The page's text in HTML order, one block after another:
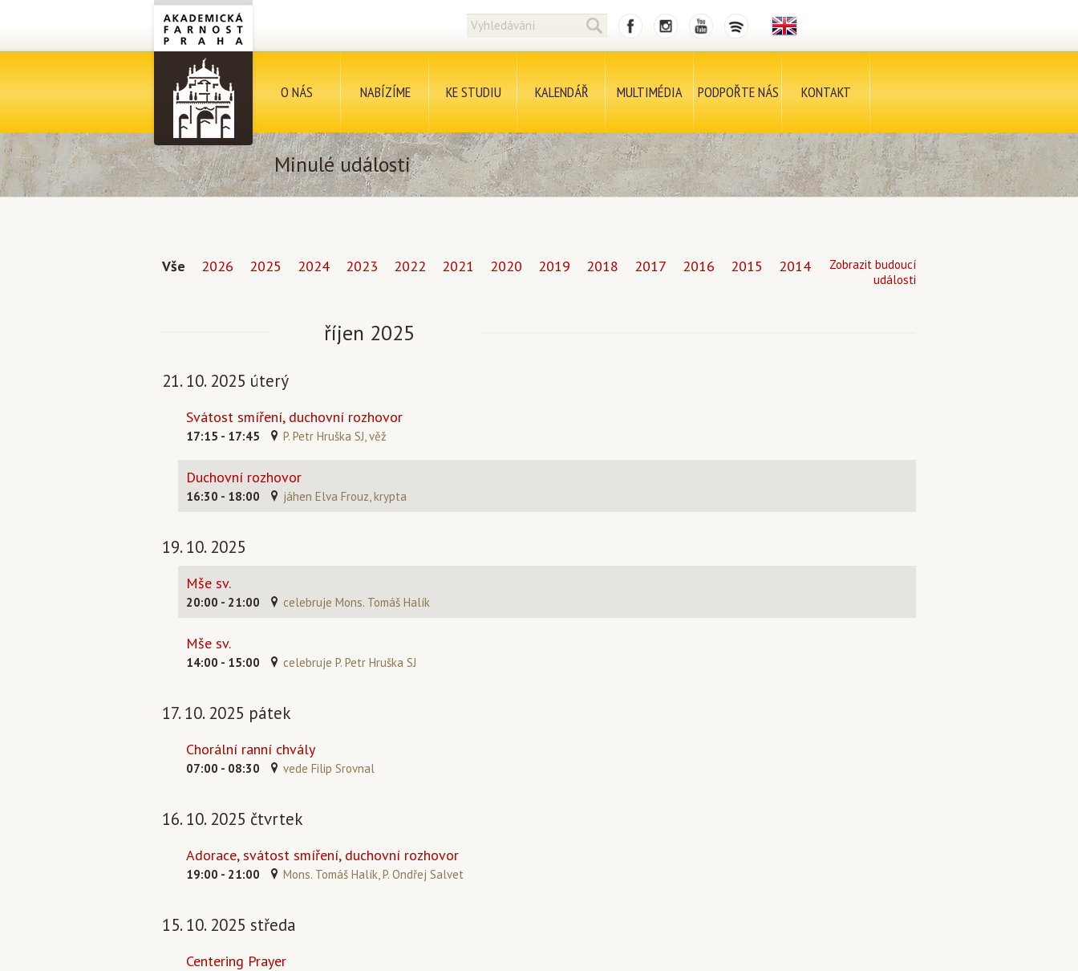
O NÁS NABÍZÍME KE STUDIU KALENDÁŘ MULTIMÉDIA PODPOŘTE NÁS KONTAKT
Minulé události
Vše 2026 2025 2024 2023 2022 2021 2020 2019 2018 2017 2016 2015 2014
Zobrazit budoucí
události
říjen 2025
21. 10. 2025 úterý
Svátost smíření, duchovní rozhovor
17:15 - 17:45 P. Petr Hruška SJ, věž
Duchovní rozhovor
16:30 - 18:00 jáhen Elva Frouz, krypta
19. 10. 2025
Mše sv.
20:00 - 21:00 celebruje Mons. Tomáš Halík
Mše sv.
14:00 - 15:00 celebruje P. Petr Hruška SJ
17. 10. 2025 pátek
Chorální ranní chvály
07:00 - 08:30 vede Filip Srovnal
16. 10. 2025 čtvrtek
Adorace, svátost smíření, duchovní rozhovor
19:00 - 21:00 Mons. Tomáš Halík, P. Ondřej Salvet
15. 10. 2025 středa
Centering Prayer